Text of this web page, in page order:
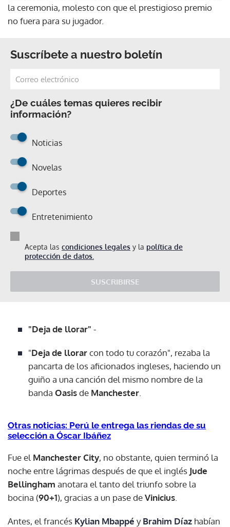
la ceremonia, molesto con que el prestigioso premio
no fuera para su jugador.
Suscríbete a nuestro boletín
¿De cuáles temas quieres recibir
información?
Noticias
Novelas
Deportes
Entretenimiento
Acepta las condiciones legales y la política de
protección de datos.
SUSCRIBIRSE
"Deja de llorar" -
"Deja de llorarcon todo tu corazón", rezaba la
pancarta de los aficionados ingleses, haciendo un
guiño a una canción del mismo nombre de la
banda Oasisde Manchester
Otras noticias: Perú le entrega las riendas de su
selección a Óscar Ibáñez
Fue el Manchester City, no obstante, quien terminó la
noche entre lágrimas después de que el inglés Jude
Bellingham anotara el tanto del triunfo sobre la
bocina (90+1), gracias a un pase deVinicius
Antes, el francés Kylian Mbappé yBrahim Díaz habían